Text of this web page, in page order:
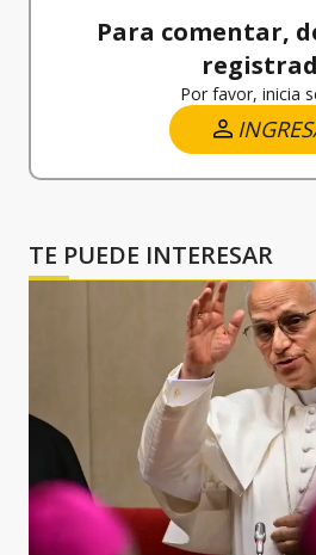
Para comentar,
Por favor, inicia
TE PUEDE INTERESAR